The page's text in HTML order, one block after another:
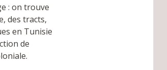
: on trouve
des tracts,
en Tunisie
de